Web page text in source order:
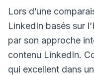
Lors d’une
LinkedIn basés sur
par son approche
contenu LinkedIn.
qui excellent dans